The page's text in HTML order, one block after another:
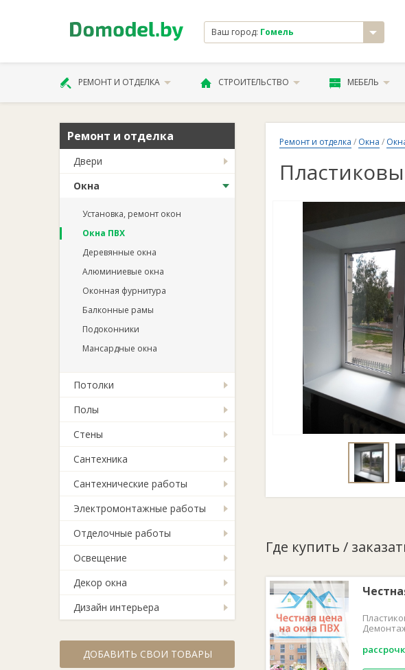
Ваш город: Гомель
РЕМОНТ И ОТДЕЛКА СТРОИТЕЛЬСТВО МЕБЕЛЬ
Ремонт и отделка
Двери
Окна
Установка, ремонт окон
Окна ПВХ
Деревянные окна
Алюминиевые окна
Оконная фурнитура
Балконные рамы
Подоконники
Мансардные окна
Потолки
Полы
Стены
Сантехника
Сантехнические работы
Электромонтажные работы
Отделочные работы
Освещение
Декор окна
Дизайн интерьера
ДОБАВИТЬ СВОИ ТОВАРЫ
Ремонт и отделка / Окна /
Где купить /